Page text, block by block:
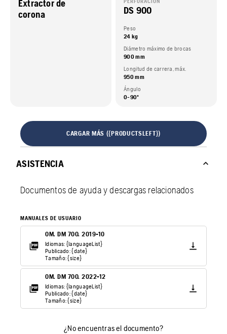
Extractor de
corona
DS 900
Peso
24 kg
Diámetro máximo de brocas
900 mm
Longitud de carrera, máx.
950 mm
Ángulo
0-90º
CARGAR MÁS ({PRODUCTSLEFT})
ASISTENCIA
Documentos de ayuda y descargas relacionados
MANUALES DE USUARIO
OM. DM 700. 2019-10
Idiomas: {languageList}
Publicado: {date}
Tamaño: {size}
OM. DM 700. 2022-12
Idiomas: {languageList}
Publicado: {date}
Tamaño: {size}
¿No encuentras el documento?